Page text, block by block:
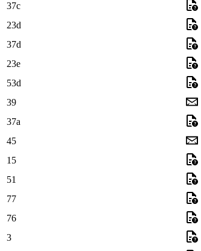
37c
23d
37d
23e
53d
39
37a
45
15
51
77
76
3